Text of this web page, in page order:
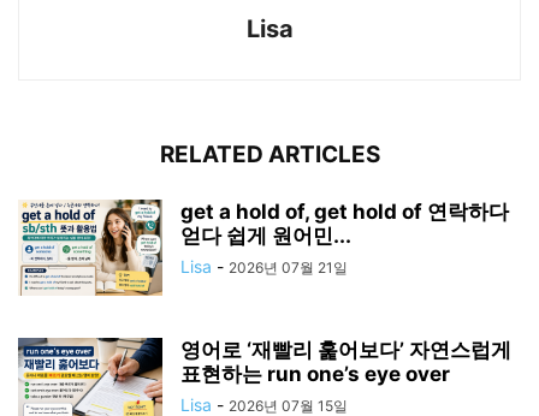
Lisa
RELATED ARTICLES
get a hold of, get hold of 연락하다
얻다 쉽게 원어민...
Lisa - 2026년 07월 21일
영어로 ‘재빨리 훑어보다’ 자연스럽게
표현하는 run one’s eye over
Lisa - 2026년 07월 15일